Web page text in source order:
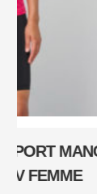
ELDERA